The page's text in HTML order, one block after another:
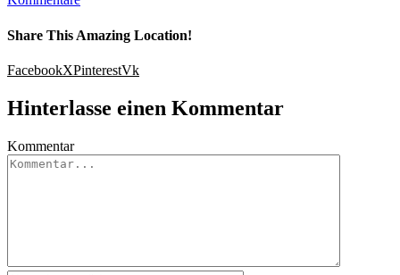
Share This Amazing Location!
FacebookXPinterestVk
Hinterlasse einen Kommentar
Kommentar